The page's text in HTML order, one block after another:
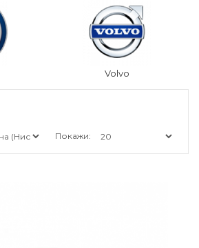
Volvo
Покажи: